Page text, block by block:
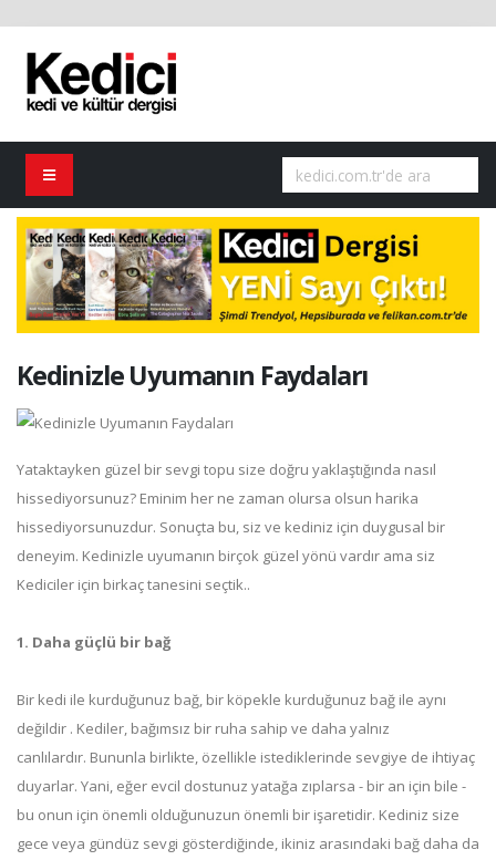
Kedinizle Uyumanın Faydaları
Yataktayken güzel bir sevgi topu size doğru yaklaştığında nasıl
hissediyorsunuz? Eminim her ne zaman olursa olsun harika
hissediyorsunuzdur. Sonuçta bu, siz ve kediniz için duygusal bir
deneyim. Kedinizle uyumanın birçok güzel yönü vardır ama siz
Kediciler için birkaç tanesini seçtik..
1. Daha güçlü bir bağ
Bir kedi ile kurduğunuz bağ, bir köpekle kurduğunuz bağ ile aynı
değildir . Kediler, bağımsız bir ruha sahip ve daha yalnız
canlılardır. Bununla birlikte, özellikle istediklerinde sevgiye de ihtiyaç
duyarlar. Yani, eğer evcil dostunuz yatağa zıplarsa - bir an için bile -
bu onun için önemli olduğunuzun önemli bir işaretidir. Kediniz size
gece veya gündüz sevgi gösterdiğinde, ikiniz arasındaki bağ daha da